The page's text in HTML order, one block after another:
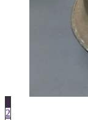
1
2